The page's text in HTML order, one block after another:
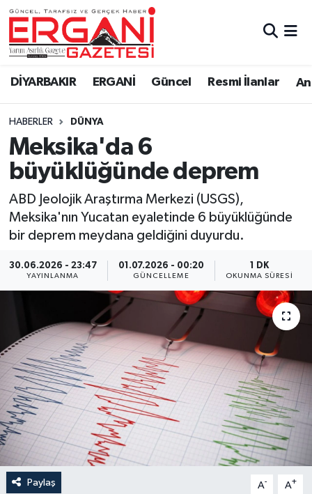
DİYARBAKIR ERGANİ Güncel Resmi İlanlar
HABERLER DÜNYA
Meksika'da 6
büyüklüğünde deprem
ABD Jeolojik Araştırma Merkezi (USGS),
Meksika'nın Yucatan eyaletinde 6 büyüklüğünde
bir deprem meydana geldiğini duyurdu.
30.06.2026 - 23:47
YAYINLANMA
01.07.2026 - 00:20
GÜNCELLEME
1 DK
OKUNMA SÜRESI
Paylaş A- A+
DİYARBAKIR
BİSMİL
BAĞLAR
ERGANİ
Güncel
Eği̇ti̇m
Resmi İlanlar
Sağlık
Si̇yaset
Yaşam
Anali̇z
Bi̇li̇m & Teknoloji̇
Dünya
Eği̇ti̇m
Ergani Nöbetçi Eczaneler
Ergani Hava Durumu
Ergani Trafik Yoğunluk Haritası
Süper Lig Puan Durumu ve Fikstür
Tüm Manşetler
Son Dakika Haberleri
Haber Arşivi